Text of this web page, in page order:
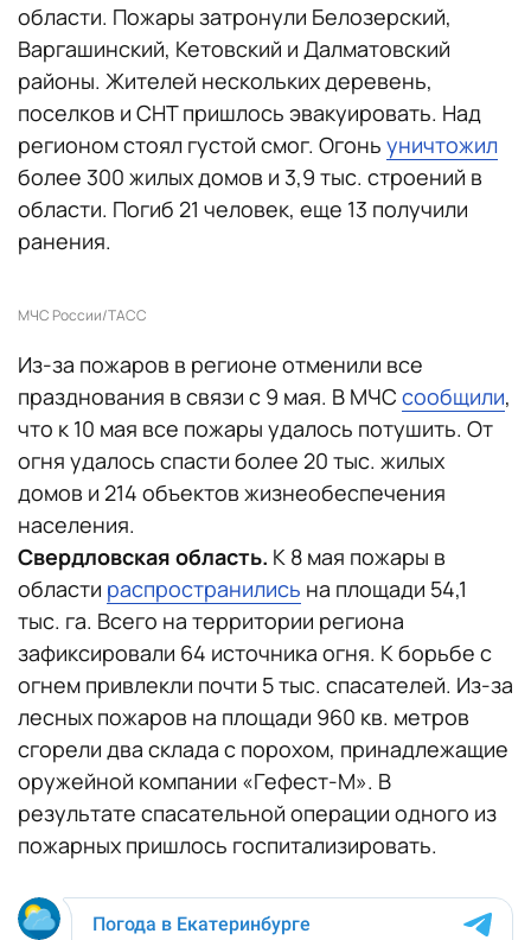
области. Пожары затронули Белозерский,
Варгашинский, Кетовский и Далматовский
районы. Жителей нескольких деревень,
поселков и СНТ пришлось эвакуировать. Над
регионом стоял густой смог. Огонь уничтожил
более 300 жилых домов и 3,9 тыс. строений в
области. Погиб 21 человек, еще 13 получили
ранения.
МЧС России/ТАСС
Из-за пожаров в регионе отменили все
празднования в связи с 9 мая. В МЧС сообщили,
что к 10 мая все пожары удалось потушить. От
огня удалось спасти более 20 тыс. жилых
домов и 214 объектов жизнеобеспечения
населения.
Свердловская область. К 8 мая пожары в
области распространились на площади 54,1
тыс. га. Всего на территории региона
зафиксировали 64 источника огня. К борьбе с
огнем привлекли почти 5 тыс. спасателей. Из-за
лесных пожаров на площади 960 кв. метров
сгорели два склада с порохом, принадлежащие
оружейной компании «Гефест-М». В
результате спасательной операции одного из
пожарных пришлось госпитализировать.